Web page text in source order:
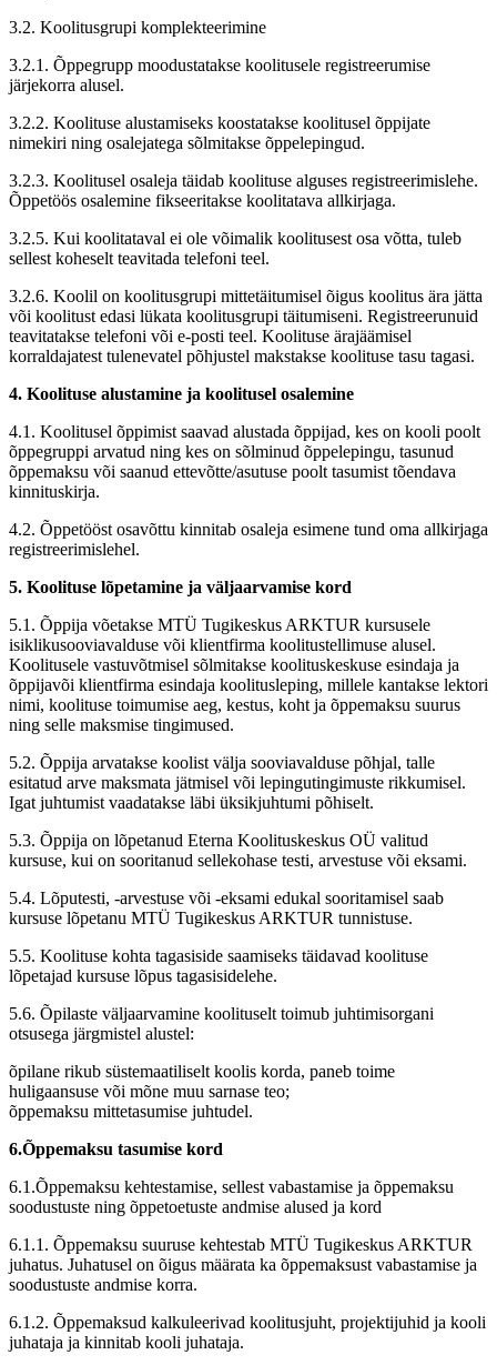
3.2. Koolitusgrupi komplekteerimine
3.2.1. Õppegrupp moodustatakse koolitusele registreerumise
järjekorra alusel.
3.2.2. Koolituse alustamiseks koostatakse koolitusel õppijate
nimekiri ning osalejatega sõlmitakse õppelepingud.
3.2.3. Koolitusel osaleja täidab koolituse alguses registreerimislehe.
Õppetöös osalemine fikseeritakse koolitatava allkirjaga.
3.2.5. Kui koolitataval ei ole võimalik koolitusest osa võtta, tuleb
sellest koheselt teavitada telefoni teel.
3.2.6. Koolil on koolitusgrupi mittetäitumisel õigus koolitus ära jätta
või koolitust edasi lükata koolitusgrupi täitumiseni. Registreerunuid
teavitatakse telefoni või e-posti teel. Koolituse ärajäämisel
korraldajatest tulenevatel põhjustel makstakse koolituse tasu tagasi.
4. Koolituse alustamine ja koolitusel osalemine
4.1. Koolitusel õppimist saavad alustada õppijad, kes on kooli poolt
õppegruppi arvatud ning kes on sõlminud õppelepingu, tasunud
õppemaksu või saanud ettevõtte/asutuse poolt tasumist tõendava
kinnituskirja.
4.2. Õppetööst osavõttu kinnitab osaleja esimene tund oma allkirjaga
registreerimislehel.
5. Koolituse lõpetamine ja väljaarvamise kord
5.1. Õppija võetakse MTÜ Tugikeskus ARKTUR kursusele
isiklikusooviavalduse või klientfirma koolitustellimuse alusel.
Koolitusele vastuvõtmisel sõlmitakse koolituskeskuse esindaja ja
õppijavõi klientfirma esindaja koolitusleping, millele kantakse lektori
nimi, koolituse toimumise aeg, kestus, koht ja õppemaksu suurus
ning selle maksmise tingimused.
5.2. Õppija arvatakse koolist välja sooviavalduse põhjal, talle
esitatud arve maksmata jätmisel või lepingutingimuste rikkumisel.
Igat juhtumist vaadatakse läbi üksikjuhtumi põhiselt.
5.3. Õppija on lõpetanud Eterna Koolituskeskus OÜ valitud
kursuse, kui on sooritanud sellekohase testi, arvestuse või eksami.
5.4. Lõputesti, -arvestuse või -eksami edukal sooritamisel saab
kursuse lõpetanu MTÜ Tugikeskus ARKTUR tunnistuse.
5.5. Koolituse kohta tagasiside saamiseks täidavad koolituse
lõpetajad kursuse lõpus tagasisidelehe.
5.6. Õpilaste väljaarvamine koolituselt toimub juhtimisorgani
otsusega järgmistel alustel:
õpilane rikub süstemaatiliselt koolis korda, paneb toime
huligaansuse või mõne muu sarnase teo;
õppemaksu mittetasumise juhtudel.
6.Õppemaksu tasumise kord
6.1.Õppemaksu kehtestamise, sellest vabastamise ja õppemaksu
soodustuste ning õppetoetuste andmise alused ja kord
6.1.1. Õppemaksu suuruse kehtestab MTÜ Tugikeskus ARKTUR
juhatus. Juhatusel on õigus määrata ka õppemaksust vabastamise ja
soodustuste andmise korra.
6.1.2. Õppemaksud kalkuleerivad koolitusjuht, projektijuhid ja kooli
juhataja ja kinnitab kooli juhataja.